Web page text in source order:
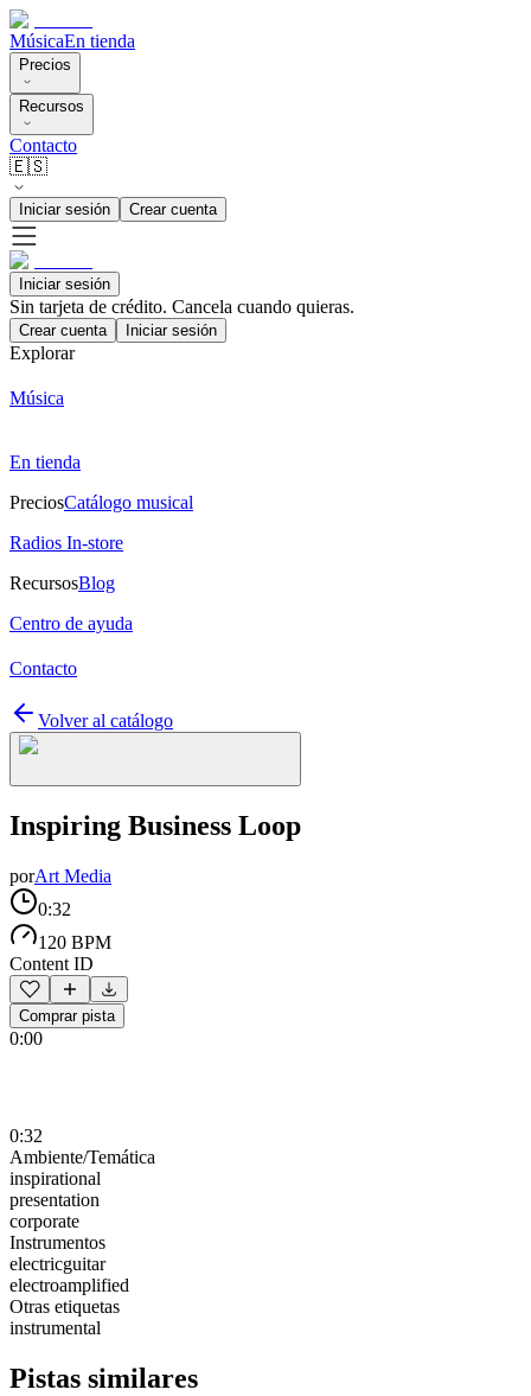
MúsicaEn tienda
Precios
Recursos
Contacto
🇪🇸
Iniciar sesión Crear cuenta
Iniciar sesión
Sin tarjeta de crédito. Cancela cuando quieras.
Crear cuenta Iniciar sesión
Explorar
Música
En tienda
PreciosCatálogo musical
Radios In-store
RecursosBlog
Centro de ayuda
Contacto
Volver al catálogo
Inspiring Business Loop
porArt Media
0:32
120 BPM
Content ID
Comprar pista
0:00
0:32
Ambiente/Temática
inspirational
presentation
corporate
Instrumentos
electricguitar
electroamplified
Otras etiquetas
instrumental
Pistas similares